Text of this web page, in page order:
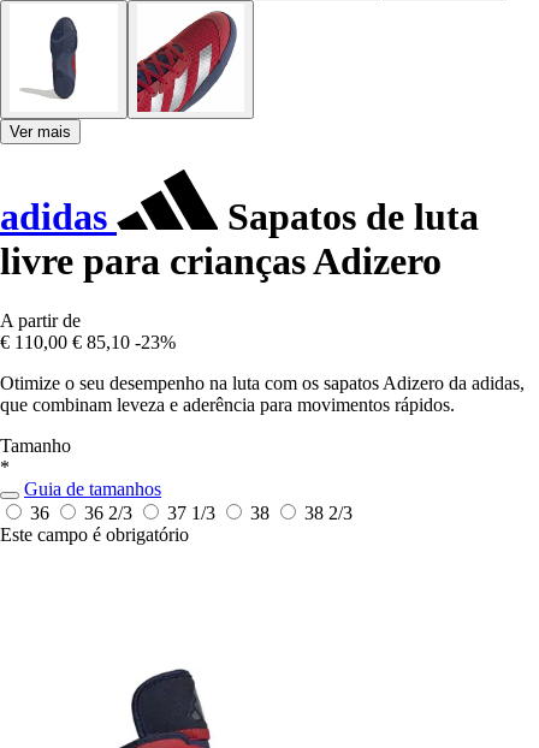
Ver mais
adidas
Sapatos de luta
livre para crianças Adizero
A partir de
€ 110,00 € 85,10 -23%
Otimize o seu desempenho na luta com os sapatos Adizero da adidas,
que combinam leveza e aderência para movimentos rápidos.
Tamanho
*
Guia de tamanhos
36
36 2/3 37 1/3 38
38 2/3
Este campo é obrigatório